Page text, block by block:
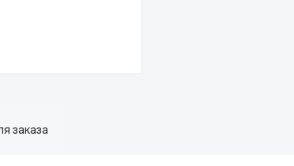
заказа